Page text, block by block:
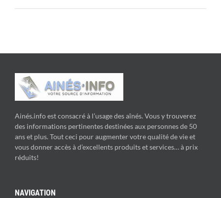
Ainés.info est consacré à l’usage des aînés. Vous y trouverez
des informations pertinentes destinées aux personnes de 50
ans et plus. Tout ceci pour augmenter votre qualité de vie et
vous donner accès à d’excellents produits et services… à prix
réduits!
NAVIGATION